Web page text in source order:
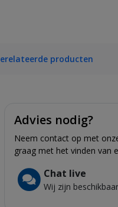
producten
Advies nodig?
Neem contact op met
graag met het vinden van
Chat live
Wij zijn beschikbaar